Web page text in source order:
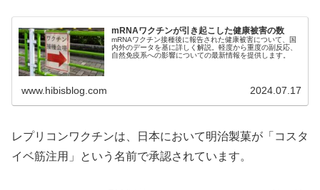
mRNAワクチンが引き起こした健康被害の数
mRNAワクチン接種後に報告された健康被害について、国
内外のデータを基に詳しく解説。軽度から重度の副反応、
自然免疫系への影響についての最新情報を提供します。
www.hibisblog.com 2024.07.17
レプリコンワクチンは、日本において明治製菓が「コスタ
イベ筋注用」という名前で承認されています。